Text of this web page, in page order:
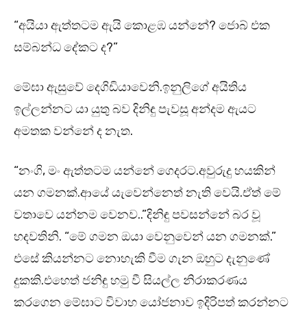
“අයියා ඇත්තටම ඇයි කොළඹ යන්නේ? ජොබ් එක
සම්බන්ධ දේකට ද?”
මේඝා ඇසුවේ දෙගිඩියාවෙනි.ඉනුලිගේ අයිතිය
ඉල්ලන්නට යා යුතු බව දිනිඳු පැවසූ අන්දම ඇයට
අමතක වන්නේ ද නැත.
“නංගි, මං ඇත්තටම යන්නේ ගෙදරට.අවුරුදු හයකින්
යන ගමනක්.ආයේ යැවෙන්නෙත් නැති වෙයි.ඒත් මේ
වතාවෙ යන්නම වෙනව..”දිනිඳු පවසන්නේ බර වූ
හදවතිනි. “මේ ගමන ඔයා වෙනුවෙන් යන ගමනක්.”
එසේ කියන්නට නොහැකි වීම ගැන ඔහුට දැනුණේ
දුකකි.එහෙත් ජනිඳු හමු වී සියල්ල නිරාකරණය
කරගෙන මේඝාට විවාහ යෝජනාව ඉදිරිපත් කරන්නට